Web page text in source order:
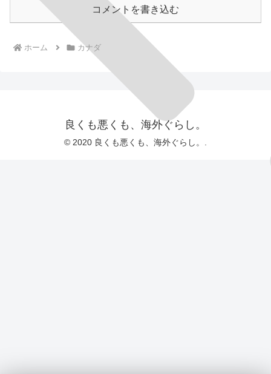
コメントを書き込む
ホーム カナダ
良くも悪くも、海外ぐらし。
© 2020 良くも悪くも、海外ぐらし。.